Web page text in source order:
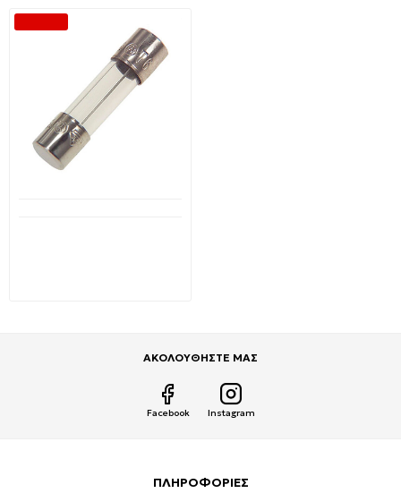
ΑΚΟΛΟΥΘΗΣΤΕ ΜΑΣ
Facebook Instagram
ΠΛΗΡΟΦΟΡΙΕΣ